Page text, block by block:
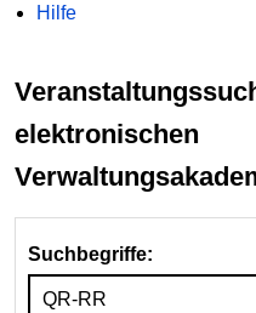
Hilfe
elektronischen
Suchbegriffe: